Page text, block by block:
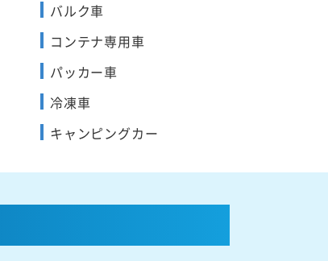
バルク車
コンテナ専用車
パッカー車
冷凍車
キャンピングカー